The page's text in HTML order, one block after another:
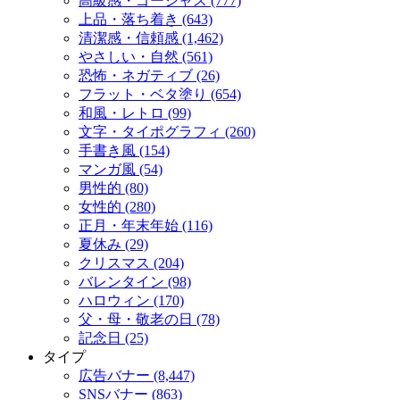
上品・落ち着き (643)
清潔感・信頼感 (1,462)
やさしい・自然 (561)
恐怖・ネガティブ (26)
フラット・ベタ塗り (654)
和風・レトロ (99)
文字・タイポグラフィ (260)
手書き風 (154)
マンガ風 (54)
男性的 (80)
女性的 (280)
正月・年末年始 (116)
夏休み (29)
クリスマス (204)
バレンタイン (98)
ハロウィン (170)
父・母・敬老の日 (78)
記念日 (25)
タイプ
広告バナー (8,447)
SNSバナー (863)